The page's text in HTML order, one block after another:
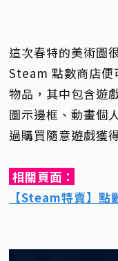
這次春特的美術圖
Steam 點數商店便
物品，其中包含遊
圖示邊框、動畫個
過購買隨意遊戲獲
相關頁面：
【Steam特賣】點